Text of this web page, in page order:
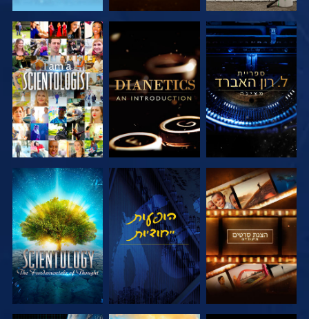
בדוק את הסדרה בדוק את הסדרה צפה
בדוק את הסדרה צפה בדוק את הסדרה